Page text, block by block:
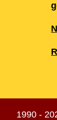
1990 -